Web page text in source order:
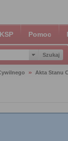
Pomoc
Akta Stanu